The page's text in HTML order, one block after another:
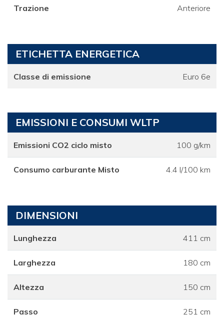
Trazione Anteriore
ETICHETTA ENERGETICA
Classe di emissione Euro 6e
EMISSIONI E CONSUMI WLTP
Emissioni CO2 ciclo misto 100 g/km
Consumo carburante Misto 4.4 l/100 km
DIMENSIONI
Lunghezza 411 cm
Larghezza 180 cm
Altezza 150 cm
Passo 251 cm